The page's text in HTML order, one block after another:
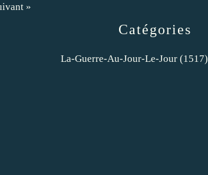
»
Catégories
La-Guerre-Au-Jour-Le-Jour (1517)